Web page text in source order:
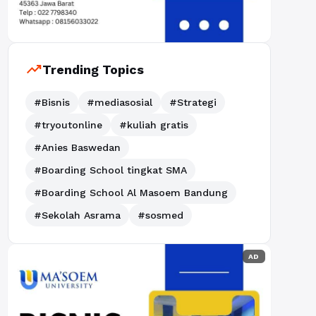
trending_upTrending Topics
#Bisnis #mediasosial
#Strategi
#tryoutonline
#kuliah gratis
#Anies Baswedan
#Boarding School tingkat SMA
#Boarding School Al Masoem Bandung
#Sekolah Asrama
#sosmed
AD